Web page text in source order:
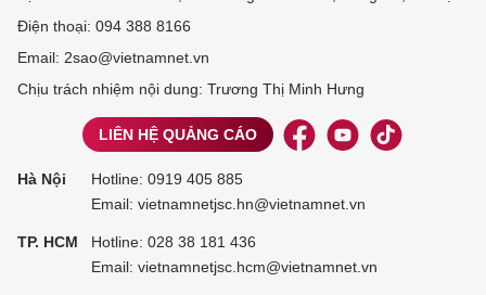
Điện thoại: 094 388 8166
Email: 2sao@vietnamnet.vn
Chịu trách nhiệm nội dung: Trương Thị Minh Hưng
LIÊN HỆ QUẢNG CÁO
Hà Nội Hotline: 0919 405 885
Email: vietnamnetjsc.hn@vietnamnet.vn
TP. HCM Hotline: 028 38 181 436
Email: vietnamnetjsc.hcm@vietnamnet.vn